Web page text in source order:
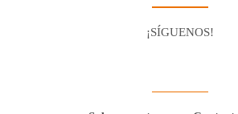
¡SÍGUENOS!